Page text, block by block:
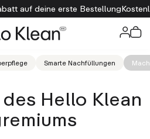
auf deine erste Bestellung
Smarte Nachfüllungen
Hello Klean